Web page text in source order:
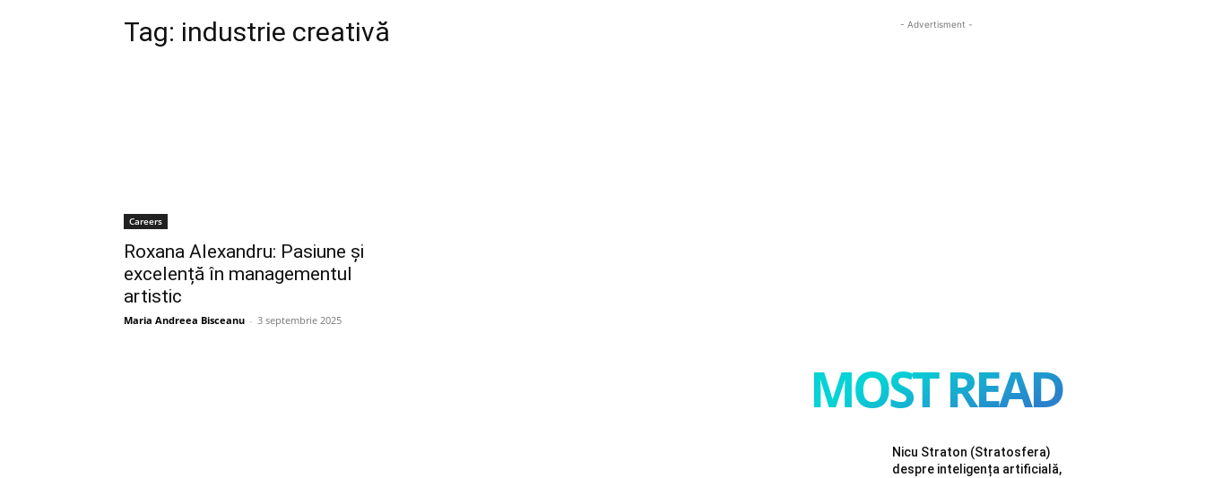
Tag: industrie creativă
Careers
Roxana Alexandru: Pasiune și
excelență în managementul
artistic
Maria Andreea Bisceanu - 3 septembrie 2025
- Advertisment -
MOST READ
Nicu Straton (Stratosfera)
despre inteligența artificială,